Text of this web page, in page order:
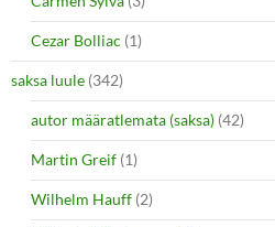
Cezar Bolliac (1)
saksa luule (342)
autor määratlemata (saksa) (42)
Martin Greif (1)
Wilhelm Hauff (2)